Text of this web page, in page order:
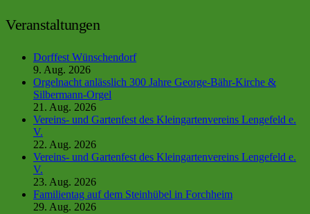
Veranstaltungen
Dorffest Wünschendorf
9. Aug. 2026
Orgelnacht anlässlich 300 Jahre George-Bähr-Kirche &
Silbermann-Orgel
21. Aug. 2026
Vereins- und Gartenfest des Kleingartenvereins Lengefeld e.
V.
22. Aug. 2026
Vereins- und Gartenfest des Kleingartenvereins Lengefeld e.
V.
23. Aug. 2026
Familientag auf dem Steinhübel in Forchheim
29. Aug. 2026